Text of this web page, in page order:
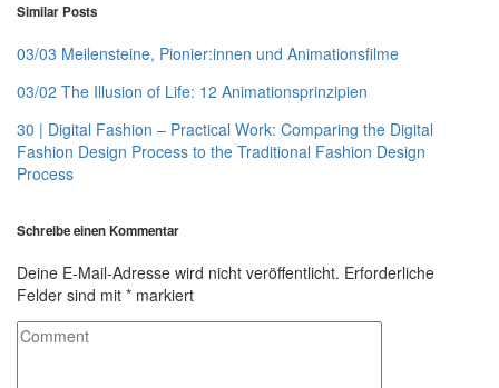
Similar Posts
03/03 Meilensteine, Pionier:innen und Animationsfilme
03/02 The Illusion of Life: 12 Animationsprinzipien
30 | Digital Fashion – Practical Work: Comparing the Digital
Fashion Design Process to the Traditional Fashion Design
Process
Schreibe einen Kommentar
Deine E-Mail-Adresse wird nicht veröffentlicht. Erforderliche
Felder sind mit * markiert